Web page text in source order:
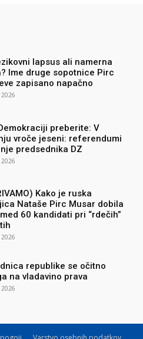
lapsus ali namerna
Ime druge sopotnice Pirc
zapisano napačno
preberite: V
vroče jeseni: referendumi
predsednika DZ
Kako je ruska
Nataše Pirc Musar dobila
60 kandidati pri “rdečih”
republike se očitno
na vladavino prava